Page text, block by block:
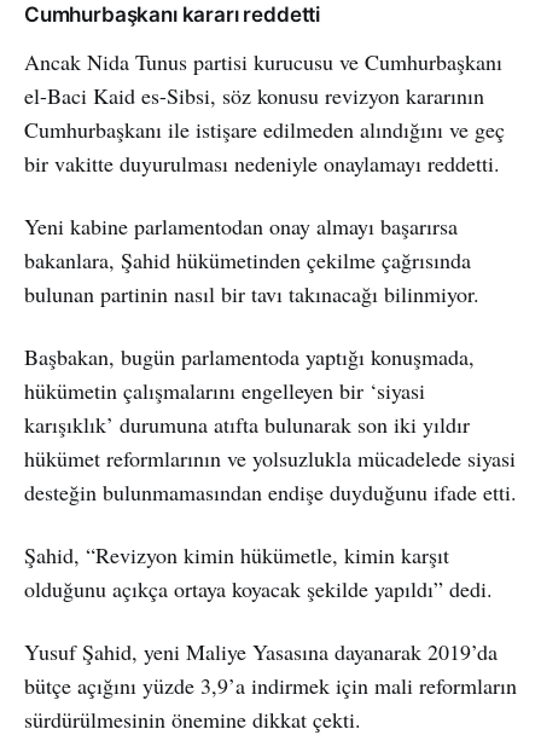
Cumhurbaşkanı kararı reddetti
Ancak Nida Tunus partisi kurucusu ve Cumhurbaşkanı
el-Baci Kaid es-Sibsi, söz konusu revizyon kararının
Cumhurbaşkanı ile istişare edilmeden alındığını ve geç
bir vakitte duyurulması nedeniyle onaylamayı reddetti.
Yeni kabine parlamentodan onay almayı başarırsa
bakanlara, Şahid hükümetinden çekilme çağrısında
bulunan partinin nasıl bir tavı takınacağı bilinmiyor.
Başbakan, bugün parlamentoda yaptığı konuşmada,
hükümetin çalışmalarını engelleyen bir ‘siyasi
karışıklık’ durumuna atıfta bulunarak son iki yıldır
hükümet reformlarının ve yolsuzlukla mücadelede siyasi
desteğin bulunmamasından endişe duyduğunu ifade etti.
Şahid, “Revizyon kimin hükümetle, kimin karşıt
olduğunu açıkça ortaya koyacak şekilde yapıldı” dedi.
Yusuf Şahid, yeni Maliye Yasasına dayanarak 2019’da
bütçe açığını yüzde 3,9’a indirmek için mali reformların
sürdürülmesinin önemine dikkat çekti.